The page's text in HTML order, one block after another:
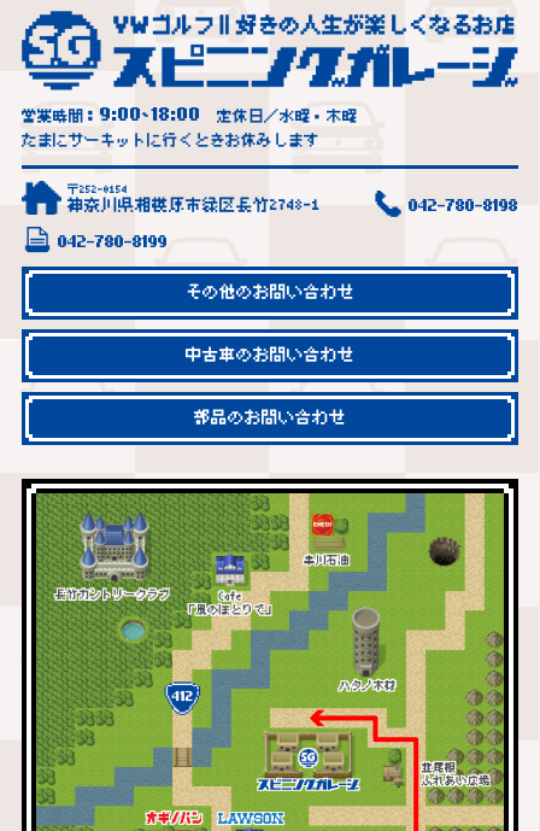
営業時間： 9:00~18:00
定休日／水曜・木曜
たまにサーキットに行くときお休みします
〒252-0154
神奈川県相模原市緑区長竹2748-1 042-780-8198
042-780-8199
その他のお問い合わせ
中古車のお問い合わせ
部品のお問い合わせ